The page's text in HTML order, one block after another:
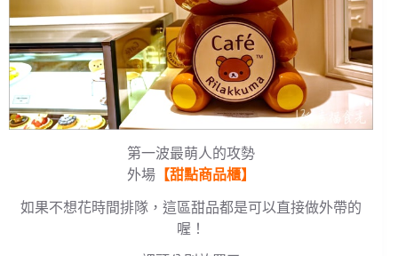
第一波最萌人的攻勢
外場 【甜點商品櫃】
如果不想花時間排隊，這區甜品都是可以直接做外帶的
喔！